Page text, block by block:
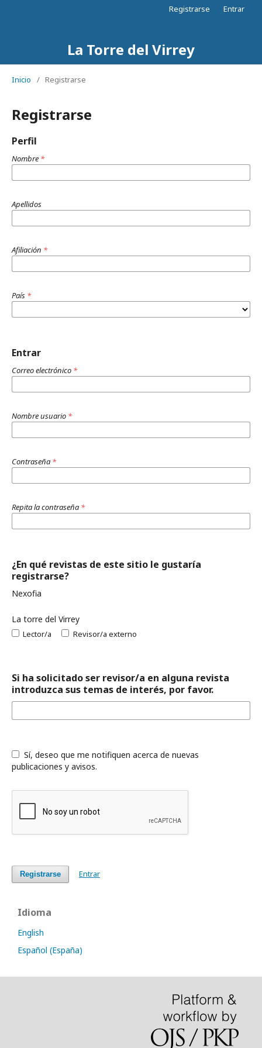
La Torre del Virrey
Registrarse Entrar
Inicio / Registrarse
Registrarse
Perfil
Nombre *
Apellidos
Afiliación *
País *
Entrar
Correo electrónico *
Nombre usuario *
Contraseña *
Repita la contraseña *
¿En qué revistas de este sitio le gustaría
registrarse?
Nexofia
La torre del Virrey
Lector/a Revisor/a externo
Si ha solicitado ser revisor/a en alguna revista
introduzca sus temas de interés, por favor.
Sí, deseo que me notifiquen acerca de nuevas
publicaciones y avisos.
Registrarse Entrar
Idioma
English
Español (España)